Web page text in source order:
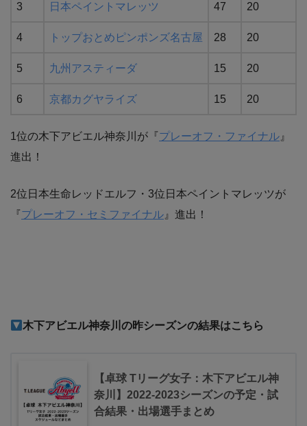
3 日本ペイントマレッツ 47 20
4 トップおとめピンポンズ名古屋 28 20
5 九州アスティーダ 15 20
6 京都カグヤライズ 15 20
1位の木下アビエル神奈川が『プレーオフ・ファイナル 』
進出！
2位日本生命レッドエルフ・3位日本ペイントマレッツが
『プレーオフ・セミファイナル 』進出！
木下アビエル神奈川の昨シーズンの結果はこちら
【卓球 Tリーグ女子：木下アビエル神
奈川】2022-2023シーズンの予定・試
合結果・出場選手まとめ